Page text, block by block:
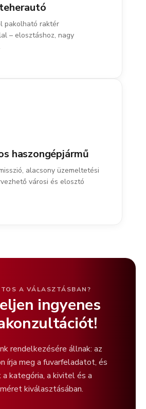
pakolható raktér
– elosztáshoz, nagy
haszongépjármű
alacsony üzemeltetési
városi és elosztó
A VÁLASZTÁSBAN?
ingyenes
rendelkezésére állnak: az
írja meg a fuvarfeladatot, és
kategória, a kivitel és a
kiválasztásában.